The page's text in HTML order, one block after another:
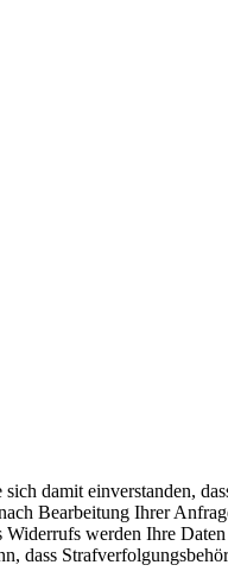
damit einverstanden,
Bearbeitung Ihrer
werden Ihre
dass